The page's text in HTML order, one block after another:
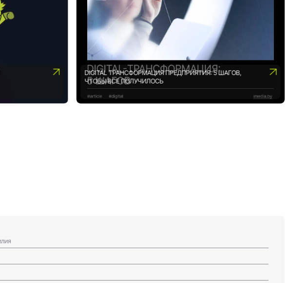
DIGITAL ТРАНСФОРМАЦИЯ ПРЕДПРИЯТИЯ: 5 ШАГОВ,
ЧТОБЫ ВСЕ ПОЛУЧИЛОСЬ